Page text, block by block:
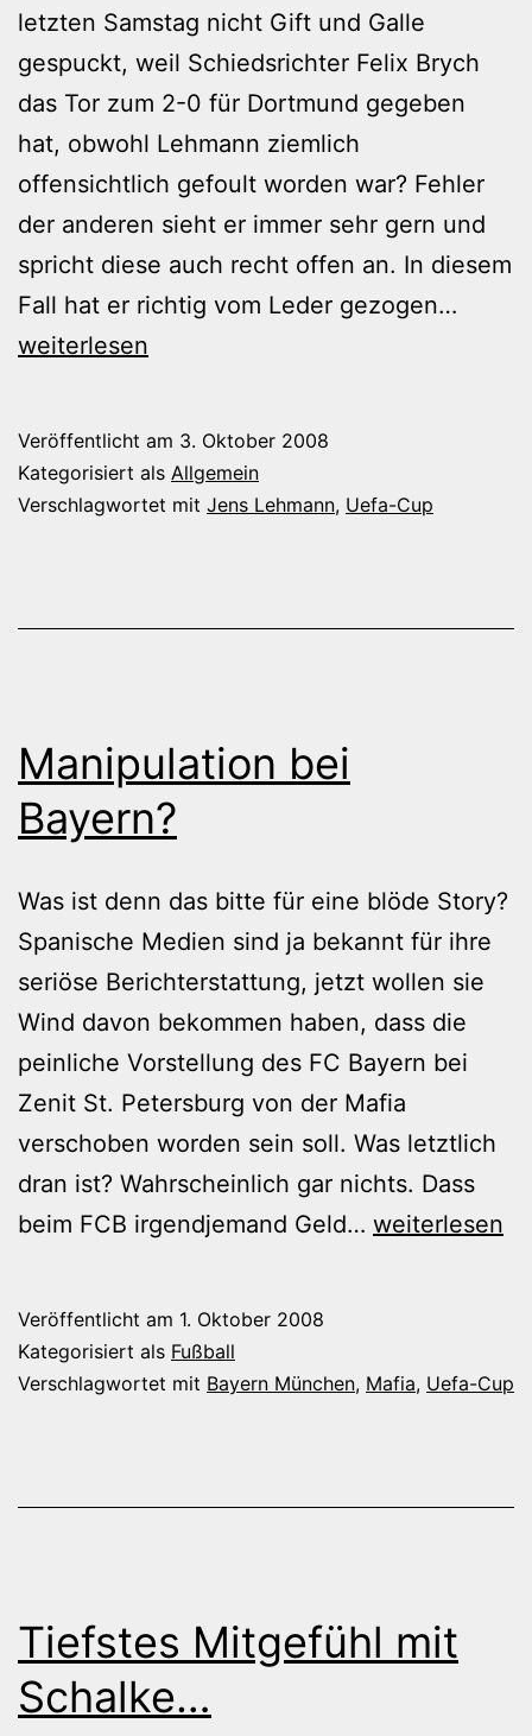
letzten Samstag nicht Gift und Galle
gespuckt, weil Schiedsrichter Felix Brych
das Tor zum 2-0 für Dortmund gegeben
hat, obwohl Lehmann ziemlich
offensichtlich gefoult worden war? Fehler
der anderen sieht er immer sehr gern und
spricht diese auch recht offen an. In diesem
Fall hat er richtig vom Leder gezogen…
weiterlesen
Veröffentlicht am 3. Oktober 2008
Kategorisiert als Allgemein
Verschlagwortet mit Jens Lehmann, Uefa-Cup
Manipulation bei
Bayern?
Was ist denn das bitte für eine blöde Story?
Spanische Medien sind ja bekannt für ihre
seriöse Berichterstattung, jetzt wollen sie
Wind davon bekommen haben, dass die
peinliche Vorstellung des FC Bayern bei
Zenit St. Petersburg von der Mafia
verschoben worden sein soll. Was letztlich
dran ist? Wahrscheinlich gar nichts. Dass
beim FCB irgendjemand Geld… Manipulation
weiterlesen
Veröffentlicht am 1. Oktober 2008
Kategorisiert als Fußball
Verschlagwortet mit Bayern München, Mafia, Uefa-Cup
Tiefstes Mitgefühl mit
Schalke…